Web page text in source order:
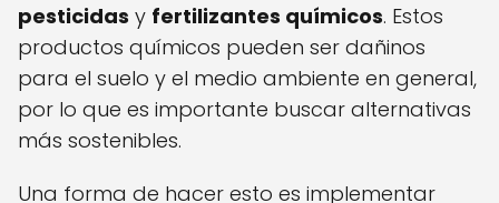
pesticidas y fertilizantes químicos. Estos
productos químicos pueden ser dañinos
para el suelo y el medio ambiente en general,
por lo que es importante buscar alternativas
más sostenibles.
Una forma de hacer esto es implementar